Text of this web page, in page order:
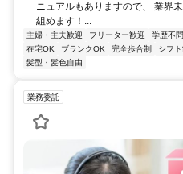
ニュアルもありますので、 業界
組めます！...
主婦・主夫歓迎 フリーター歓迎 学歴不問
在宅OK
ブランクOK 完全歩合制 シフト
髪型・髪色自由
業務委託